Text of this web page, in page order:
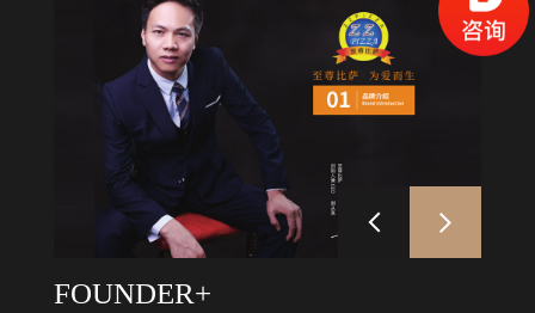
FOUNDER+